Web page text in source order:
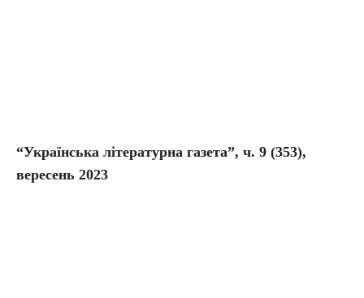
“Українська літературна газета”, ч. 9 (353),
вересень 2023